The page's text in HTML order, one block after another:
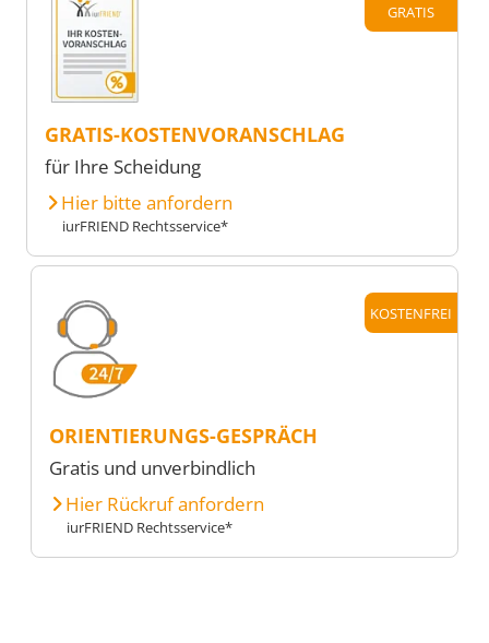
GRATIS
GRATIS-KOSTENVORANSCHLAG
für Ihre Scheidung
Hier bitte anfordern
iurFRIEND Rechtsservice*
KOSTENFREI
ORIENTIERUNGS-GESPRÄCH
Gratis und unverbindlich
Hier Rückruf anfordern
iurFRIEND Rechtsservice*